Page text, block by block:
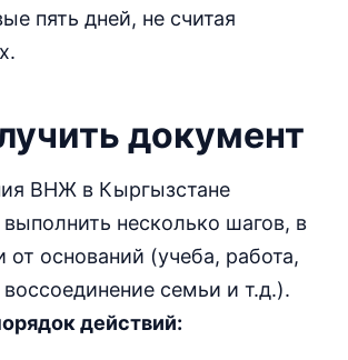
пять дней, не считая
документ
ВНЖ в Кыргызстане
несколько шагов, в
от оснований (учеба, работа,
семьи и т.д.).
действий: